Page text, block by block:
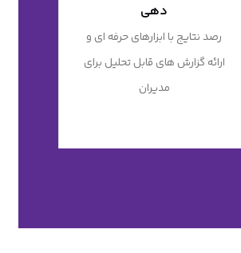
دهی
رصد نتایج با ابزارهای حرفه ای و
ارائه گزارش های قابل تحلیل برای
مدیران